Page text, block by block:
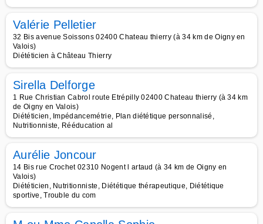
Valérie Pelletier
32 Bis avenue Soissons 02400 Chateau thierry (à 34 km de Oigny en
Valois)
Diététicien à Château Thierry
Sirella Delforge
1 Rue Christian Cabrol route Etrépilly 02400 Chateau thierry (à 34 km
de Oigny en Valois)
Diététicien, Impédancemétrie, Plan diététique personnalisé,
Nutritionniste, Rééducation al
Aurélie Joncour
14 Bis rue Crochet 02310 Nogent l artaud (à 34 km de Oigny en
Valois)
Diététicien, Nutritionniste, Diététique thérapeutique, Diététique
sportive, Trouble du com